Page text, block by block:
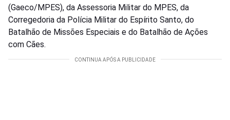
(Gaeco/MPES), da Assessoria Militar do MPES, da
Corregedoria da Polícia Militar do Espírito Santo, do
Batalhão de Missões Especiais e do Batalhão de Ações
com Cães.